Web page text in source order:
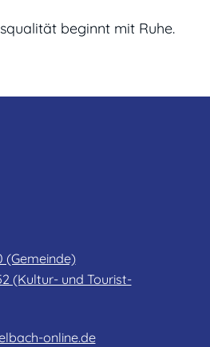
beginnt mit Ruhe.
(Gemeinde)
(Kultur- und Tourist-
online.de